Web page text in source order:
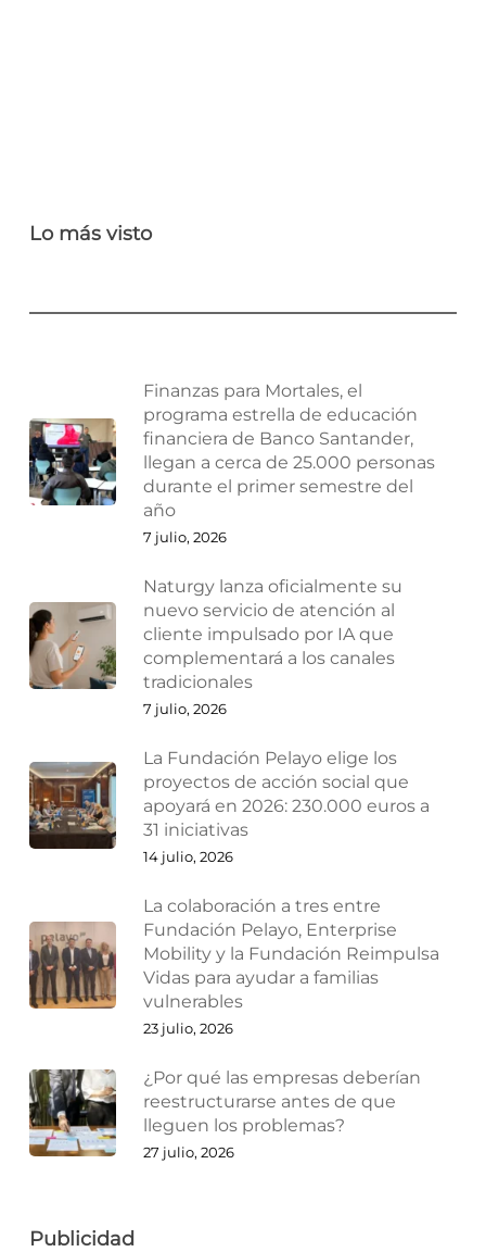
Lo más visto
Finanzas para Mortales, el
programa estrella de educación
financiera de Banco Santander,
llegan a cerca de 25.000 personas
durante el primer semestre del
año
7 julio, 2026
Naturgy lanza oficialmente su
nuevo servicio de atención al
cliente impulsado por IA que
complementará a los canales
tradicionales
7 julio, 2026
La Fundación Pelayo elige los
proyectos de acción social que
apoyará en 2026: 230.000 euros a
31 iniciativas
14 julio, 2026
La colaboración a tres entre
Fundación Pelayo, Enterprise
Mobility y la Fundación Reimpulsa
Vidas para ayudar a familias
vulnerables
23 julio, 2026
¿Por qué las empresas deberían
reestructurarse antes de que
lleguen los problemas?
27 julio, 2026
Publicidad